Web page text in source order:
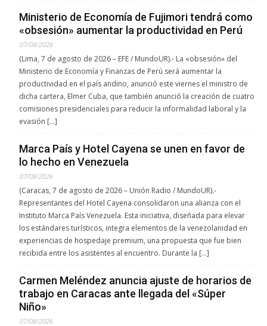
Ministerio de Economía de Fujimori tendrá como
«obsesión» aumentar la productividad en Perú
07/08/2026
(Lima, 7 de agosto de 2026 – EFE / MundoUR).- La «obsesión» del
Ministerio de Economía y Finanzas de Perú será aumentar la
productividad en el país andino, anunció este viernes el ministro de
dicha cartera, Elmer Cuba, que también anunció la creación de cuatro
comisiones presidenciales para reducir la informalidad laboral y la
evasión […]
Marca País y Hotel Cayena se unen en favor de
lo hecho en Venezuela
07/08/2026
(Caracas, 7 de agosto de 2026 – Unión Radio / MundoUR).-
Representantes del Hotel Cayena consolidaron una alianza con el
Instituto Marca País Venezuela. Esta iniciativa, diseñada para elevar
los estándares turísticos, integra elementos de la venezolanidad en
experiencias de hospedaje premium, una propuesta que fue bien
recibida entre los asistentes al encuentro. Durante la […]
Carmen Meléndez anuncia ajuste de horarios de
trabajo en Caracas ante llegada del «Súper
Niño»
07/08/2026